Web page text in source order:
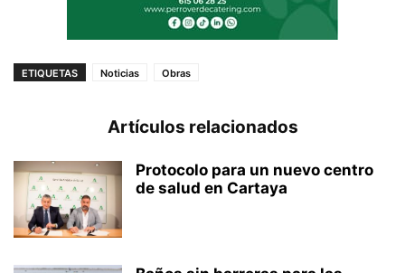
ETIQUETAS Noticias Obras
Artículos relacionados
Protocolo para un nuevo centro
de salud en Cartaya